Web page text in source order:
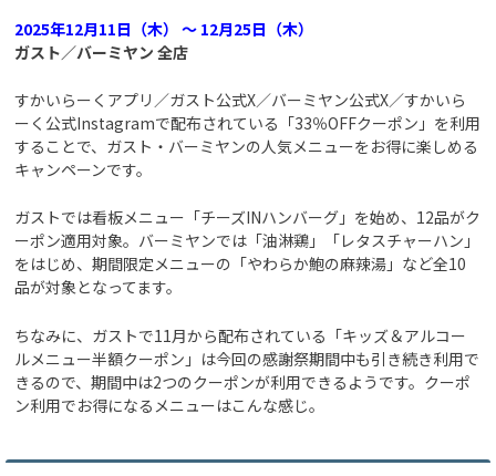
2025年12月11日（木） ～ 12月25日（木）
ガスト／バーミヤン 全店
すかいらーくアプリ／ガスト公式X／バーミヤン公式X／すかいら
ーく公式Instagramで配布されている「33％OFFクーポン」を利用
することで、ガスト・バーミヤンの人気メニューをお得に楽しめる
キャンペーンです。
ガストでは看板メニュー「チーズINハンバーグ」を始め、12品がク
ーポン適用対象。バーミヤンでは「油淋鶏」「レタスチャーハン」
をはじめ、期間限定メニューの「やわらか鮑の麻辣湯」など全10
品が対象となってます。
ちなみに、ガストで11月から配布されている「キッズ＆アルコー
ルメニュー半額クーポン」は今回の感謝祭期間中も引き続き利用で
きるので、期間中は2つのクーポンが利用できるようです。クーポ
ン利用でお得になるメニューはこんな感じ。